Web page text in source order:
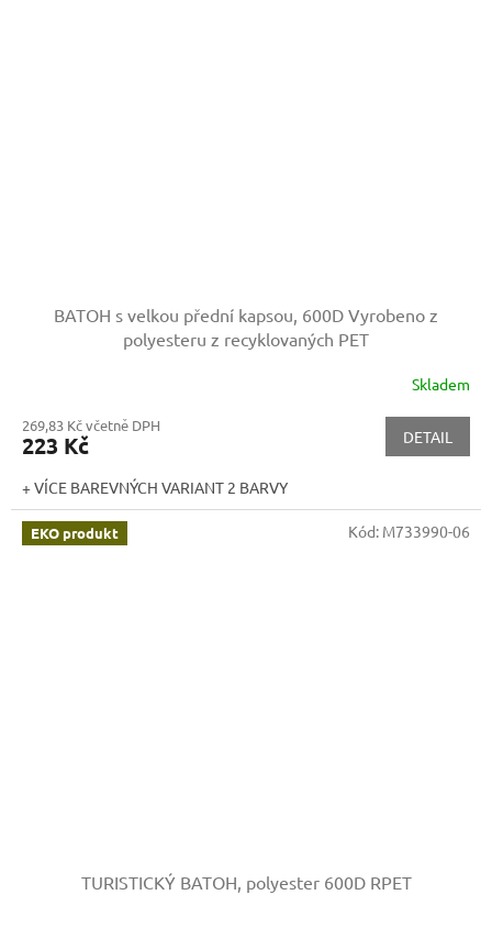
BATOH s velkou přední kapsou, 600D Vyrobeno z
polyesteru z recyklovaných PET
Skladem
269,83 Kč včetně DPH
223 Kč DETAIL
+ VÍCE BAREVNÝCH VARIANT 2 BARVY
EKO produkt
TURISTICKÝ BATOH, polyester 600D RPET
Kód: M733990-06